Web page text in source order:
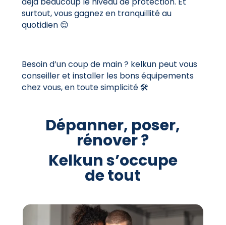
surtout, vous gagnez en tranquillité au
quotidien 😌
Besoin d’un coup de main ? kelkun peut vous
conseiller et installer les bons équipements
chez vous, en toute simplicité 🛠️
Dépanner, poser,
rénover ?
Kelkun s’occupe
de tout